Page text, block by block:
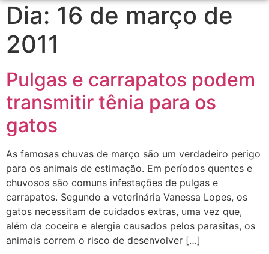
Dia: 16 de março de
2011
Pulgas e carrapatos podem
transmitir tênia para os
gatos
As famosas chuvas de março são um verdadeiro perigo
para os animais de estimação. Em períodos quentes e
chuvosos são comuns infestações de pulgas e
carrapatos. Segundo a veterinária Vanessa Lopes, os
gatos necessitam de cuidados extras, uma vez que,
além da coceira e alergia causados pelos parasitas, os
animais correm o risco de desenvolver […]